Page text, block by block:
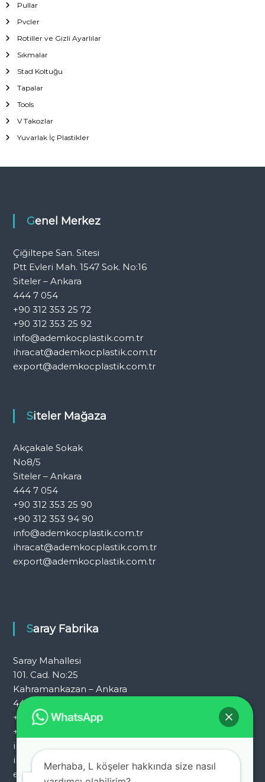
Pullar
Pvcler
Rotiller ve Gizli Ayarlılar
Sıkmalar
Stad Koltuğu
Tapalar
Tools
V Takozlar
Yuvarlak İç Plastikler
Genel Merkez
Çiğiltepe San. Sitesi
Ptt Evleri Mah. 1547 Sok. No:16
Siteler – Ankara
444 7 054
+90 312 353 25 72
+90 312 353 25 92
info@ademkocplastik.com.tr
ihracat@ademkocplastik.com.tr
export@ademkocplastik.com.tr
Siteler Mağaza
Akçakale Sokak
No8/5
Siteler – Ankara
444 7 054
+90 312 353 25 90
+90 312 353 94 90
info@ademkocplastik.com.tr
ihracat@ademkocplastik.com.tr
export@ademkocplastik.com.tr
Saray Fabrika
Saray Mahallesi
101. Cad. No:25
Kahramankazan – Ankara
444 7 054
+90 312 353 25 72
+90 312 353 25 92
info@ademkocplastik.com.tr
ihracat@ademkocplastik.com.tr
export@ademkocplastik.com.tr
Merhaba, L köşeler hakkında size nasıl